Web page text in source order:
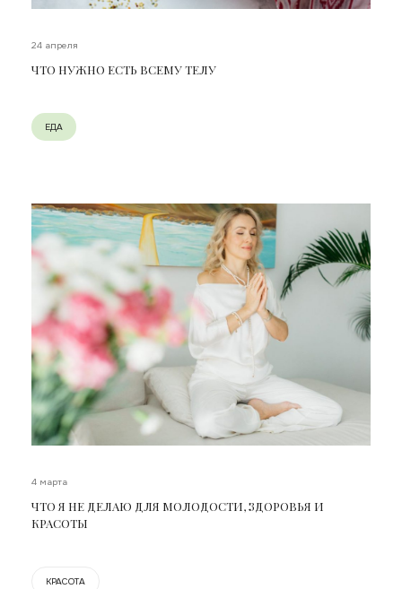
24 апреля
ЧТО НУЖНО ЕСТЬ ВСЕМУ ТЕЛУ
ЕДА
4 марта
ЧТО Я НЕ ДЕЛАЮ ДЛЯ МОЛОДОСТИ, ЗДОРОВЬЯ И
КРАСОТЫ
КРАСОТА